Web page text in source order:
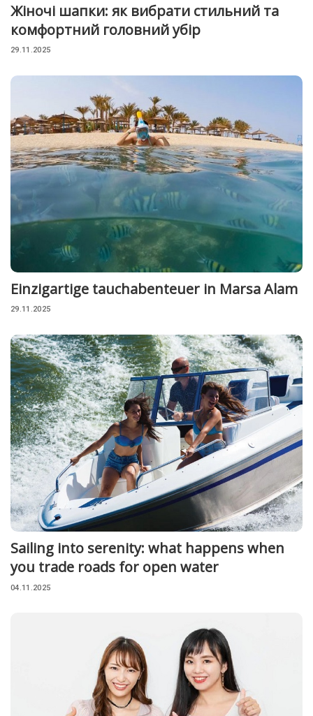
Жіночі шапки: як вибрати стильний та
комфортний головний убір
29.11.2025
Einzigartige tauchabenteuer in Marsa Alam
29.11.2025
Sailing into serenity: what happens when
you trade roads for open water
04.11.2025